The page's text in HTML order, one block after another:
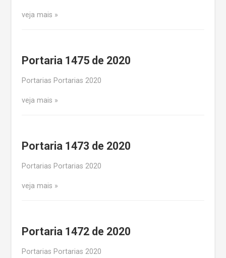
veja mais
Portaria 1475 de 2020
Portarias Portarias 2020
veja mais
Portaria 1473 de 2020
Portarias Portarias 2020
veja mais
Portaria 1472 de 2020
Portarias Portarias 2020